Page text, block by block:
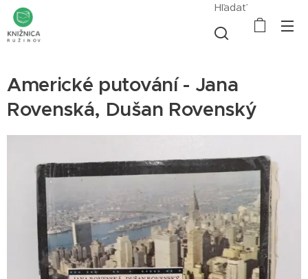
Hľadať
Americké putování - Jana
Rovenská, Dušan Rovenský